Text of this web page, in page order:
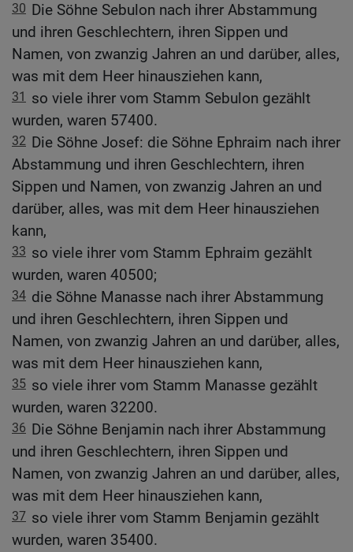
30 Die Söhne Sebulon nach ihrer Abstammung
und ihren Geschlechtern, ihren Sippen und
Namen, von zwanzig Jahren an und darüber, alles,
was mit dem Heer hinausziehen kann,
31
so viele ihrer vom Stamm Sebulon gezählt
wurden, waren 57400.
32 Die Söhne Josef: die Söhne Ephraim nach ihrer
Abstammung und ihren Geschlechtern, ihren
Sippen und Namen, von zwanzig Jahren an und
darüber, alles, was mit dem Heer hinausziehen
kann,
33 so viele ihrer vom Stamm Ephraim gezählt
wurden, waren 40500;
34 die Söhne Manasse nach ihrer Abstammung
und ihren Geschlechtern, ihren Sippen und
Namen, von zwanzig Jahren an und darüber, alles,
was mit dem Heer hinausziehen kann,
35 so viele ihrer vom Stamm Manasse gezählt
wurden, waren 32200.
36 Die Söhne Benjamin nach ihrer Abstammung
und ihren Geschlechtern, ihren Sippen und
Namen, von zwanzig Jahren an und darüber, alles,
was mit dem Heer hinausziehen kann,
37 so viele ihrer vom Stamm Benjamin gezählt
wurden, waren 35400.